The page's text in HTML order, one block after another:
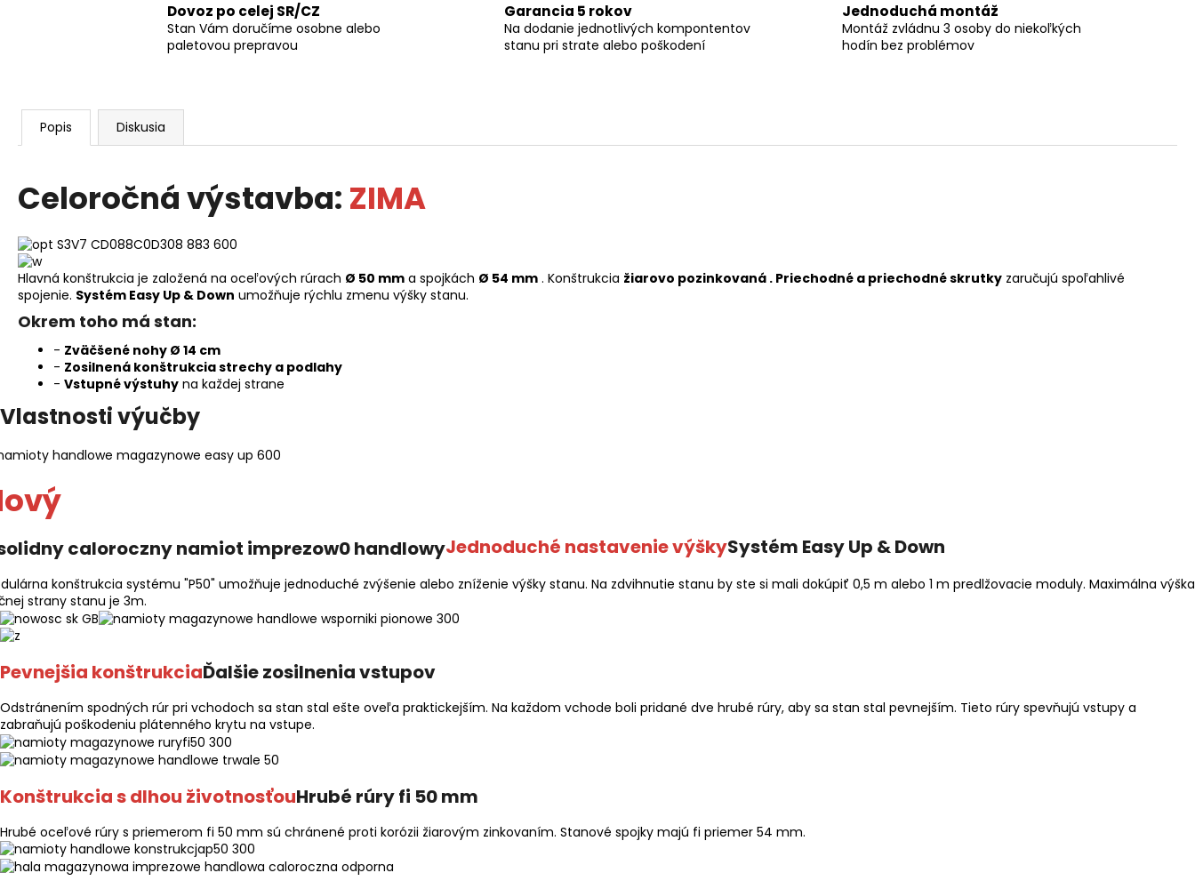
Dovoz po celej SR/CZ
Stan Vám doručíme osobne alebo
paletovou prepravou
Garancia 5 rokov
Na dodanie jednotlivých kompontentov
stanu pri strate alebo poškodení
Jednoduchá montáž
Montáž zvládnu 3 osoby do niekoľkých
hodín bez problémov
Popis Diskusia
Celoročná výstavba: ZIMA
Hlavná konštrukcia je založená na oceľových rúrach Ø 50 mm a spojkách Ø 54 mm . Konštrukcia žiarovo pozinkovaná . Priechodné a priechodné skrutky zaručujú spoľahlivé
spojenie. Systém Easy Up & Down umožňuje rýchlu zmenu výšky stanu.
Okrem toho má stan:
- Zväčšené nohy Ø 14 cm
- Zosilnená konštrukcia strechy a podlahy
- Vstupné výstuhy na každej strane
Vlastnosti výučby
Jednoduché nastavenie výškySystém Easy Up & Down
konštrukcia systému "P50" umožňuje jednoduché zvýšenie alebo zníženie výšky stanu. Na zdvihnutie stanu by ste si mali dokúpiť 0,5 m alebo 1 m predlžovacie moduly. Maximálna výška
strany stanu je 3m.
Pevnejšia konštrukciaĎalšie zosilnenia vstupov
Odstránením spodných rúr pri vchodoch sa stan stal ešte oveľa praktickejším. Na každom vchode boli pridané dve hrubé rúry, aby sa stan stal pevnejším. Tieto rúry spevňujú vstupy a
zabraňujú poškodeniu plátenného krytu na vstupe.
Konštrukcia s dlhou životnosťouHrubé rúry fi 50 mm
Hrubé oceľové rúry s priemerom fi 50 mm sú chránené proti korózii žiarovým zinkovaním. Stanové spojky majú fi priemer 54 mm.